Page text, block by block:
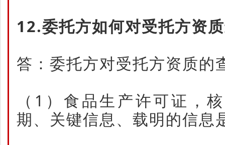
12.委托方如何对受托方资
答：委托方对受托方资质的
（1）食品生产许可证，
期、关键信息、载明的信息